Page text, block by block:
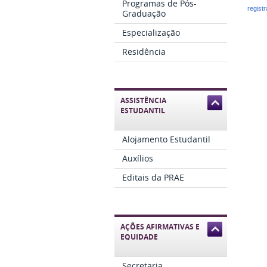
Programas de Pós-
Graduação
Especialização
Residência
ASSISTÊNCIA
ESTUDANTIL
Alojamento Estudantil
Auxílios
Editais da PRAE
AÇÕES AFIRMATIVAS E
EQUIDADE